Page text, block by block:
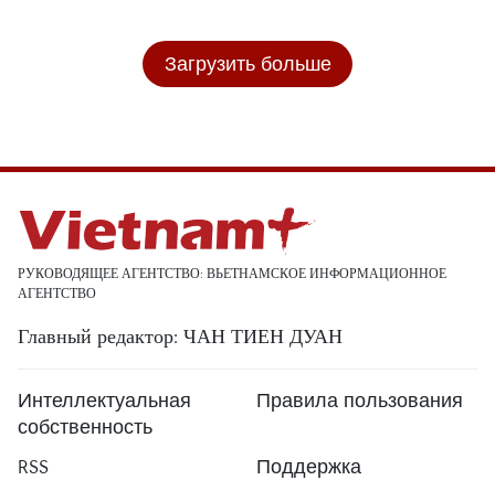
Загрузить больше
РУКОВОДЯЩЕЕ АГЕНТСТВО: ВЬЕТНАМСКОЕ ИНФОРМАЦИОННОЕ
АГЕНТСТВО
Главный редактор: ЧАН ТИЕН ДУАН
Интеллектуальная
собственность
Правила пользования
RSS
Поддержка